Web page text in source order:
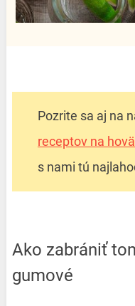
Pozrite sa aj na
receptov na
s nami tú
Ako zabrániť tomu, aby halloumi bolo
gumové